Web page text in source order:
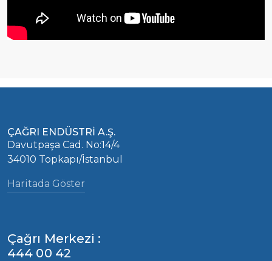
ÇAĞRI ENDÜSTRİ A.Ş.
Davutpaşa Cad. No:14/4
34010 Topkapı/İstanbul
Haritada Göster
Çağrı Merkezi :
444 00 42